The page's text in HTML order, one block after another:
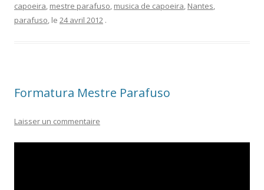
capoeira, mestre parafuso, musica de capoeira, Nantes,
parafuso, le 24 avril 2012 .
Formatura Mestre Parafuso
Laisser un commentaire